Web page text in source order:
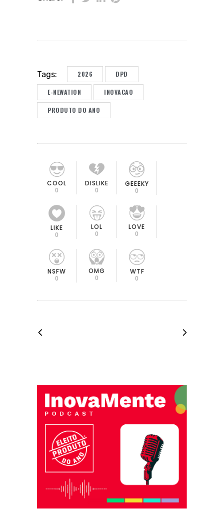
Tags: 2026 DPD
E-NEWATION INOVACAO
PRODUTO DO ANO
COOL
0
DISLIKE
0
GEEEKY
0
LIKE
0
LOL
0
LOVE
0
NSFW
0
OMG
0
WTF
0